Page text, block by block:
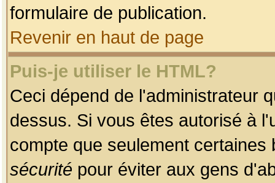
formulaire de publication.
Revenir en haut de page
Puis-je utiliser le HTML?
Ceci dépend de l'administrateur
dessus. Si vous êtes autorisé à
compte que seulement
sécurité pour éviter aux gens